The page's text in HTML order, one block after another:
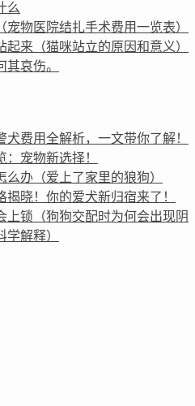
么
宠物医院结扎手术费用一览表）
起来（猫咪站立的原因和意义）
哀伤。
犬费用全解析，一文带你了解！
宠物新选择！
么办（爱上了家里的狼狗）
揭晓！你的爱犬新归宿来了！
上锁（狗狗交配时为何会出现阴
解释）